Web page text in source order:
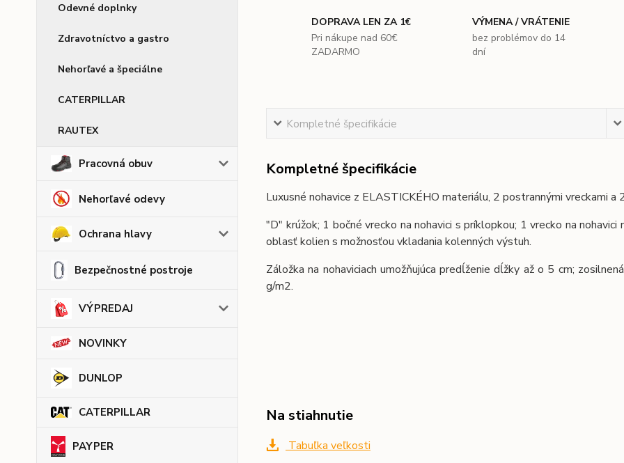
Odevné doplnky
Zdravotníctvo a gastro
Nehorľavé a špeciálne
CATERPILLAR
RAUTEX
Pracovná obuv
Nehorľavé odevy
Ochrana hlavy
Bezpečnostné postroje
VÝPREDAJ
NOVINKY
DUNLOP
CATERPILLAR
PAYPER
DOPRAVA LEN ZA 1€
Pri nákupe nad 60€
ZADARMO
VÝMENA / VRÁTENIE
bez problémov do 14
dní
Kompletné špecifikácie
Kompletné špecifikácie
Luxusné nohavice z ELASTICKÉHO materiálu, 2 postrannými vreckami
"D" krúžok; 1 bočné vrecko na nohavici s príklopkou; 1 vrecko na
oblasť kolien s možnosťou vkladania kolenných výstuh.
Záložka na nohaviciach umožňujúca predĺženie dĺžky až o 5 cm;
g/m2.
Na stiahnutie
Tabuľka veľkosti